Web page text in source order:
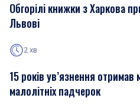
Обгорілі книжки з Харкова
Львові
2 хв
15 років ув’язнення
малолітніх падчерок